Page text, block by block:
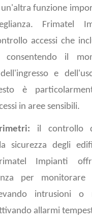
un'altra funzione
Frimatel
accessi che
consentendo il
e
è
in aree sensibili.
il controllo
sicurezza degli
Impianti
per
intrusioni o
allarmi